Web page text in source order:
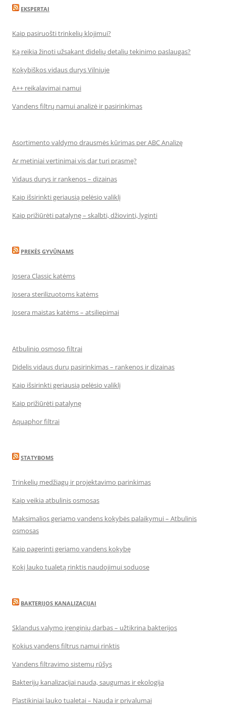
EKSPERTAI
Kaip pasiruošti trinkelių klojimui?
Ką reikia žinoti užsakant didelių detalių tekinimo paslaugas?
Kokybiškos vidaus durys Vilniuje
A++ reikalavimai namui
Vandens filtrų namui analizė ir pasirinkimas
Asortimento valdymo drausmės kūrimas per ABC Analizę
Ar metiniai vertinimai vis dar turi prasmę?
Vidaus durys ir rankenos – dizainas
Kaip išsirinkti geriausią pelėsio valiklį
Kaip prižiūrėti patalynę – skalbti, džiovinti, lyginti
PREKĖS GYVŪNAMS
Josera Classic katėms
Josera sterilizuotoms katėms
Josera maistas katėms – atsiliepimai
Atbulinio osmoso filtrai
Didelis vidaus durų pasirinkimas – rankenos ir dizainas
Kaip išsirinkti geriausią pelėsio valiklį
Kaip prižiūrėti patalynę
Aquaphor filtrai
STATYBOMS
Trinkelių medžiagų ir projektavimo parinkimas
Kaip veikia atbulinis osmosas
Maksimalios geriamo vandens kokybės palaikymui – Atbulinis
osmosas
Kaip pagerinti geriamo vandens kokybę
Kokį lauko tualetą rinktis naudojimui soduose
BAKTERIJOS KANALIZACIJAI
Sklandus valymo įrenginių darbas – užtikrina bakterijos
Kokius vandens filtrus namui rinktis
Vandens filtravimo sistemų rūšys
Bakterijų kanalizacijai nauda, saugumas ir ekologija
Plastikiniai lauko tualetai – Nauda ir privalumai